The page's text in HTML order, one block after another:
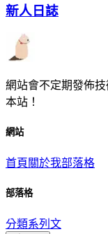
新人日誌
網站會不定期發佈
本站！
網站
首頁 關於我部落格
部落格
分類系列文